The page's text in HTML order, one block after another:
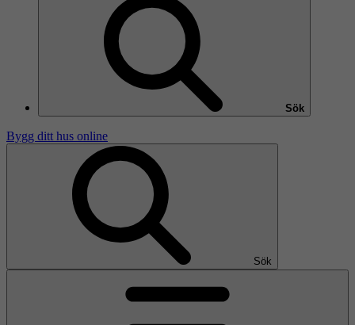
Sök
Bygg ditt hus online
Sök